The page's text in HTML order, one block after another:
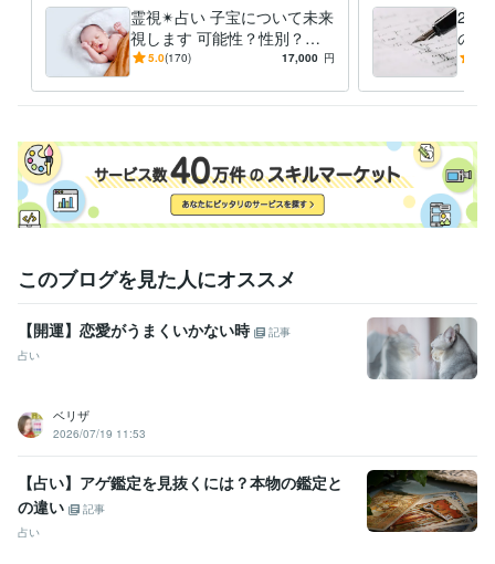
開運
人間関係 仕事 ビジネス 企業顧問 不倫 コンサル
話し相手
愚痴 子供
霊視✴︎占い 子宝について未来
視します 可能性？性別？性
格？子供の将来？未来を少し
5.0(170) 17,000 円
2回
のメ
透
このブログを見た人にオススメ
【開運】恋愛がうまくいかない時
記事
占い
ベリザ
2026/07/19 11:53
【占い】アゲ鑑定を見抜くには？本物の鑑定と
の違い
記事
占い